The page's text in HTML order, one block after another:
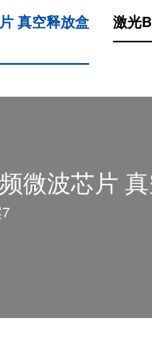
真空释放盒
激光
微波芯片